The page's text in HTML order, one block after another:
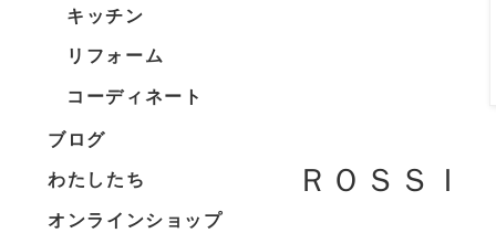
キッチン
リフォーム
コーディネート
ブログ
わたしたち
オンラインショップ
ＲＯＳＳ